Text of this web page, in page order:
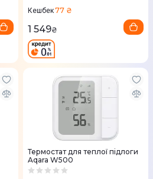
Кешбек77 ₴
1 549₴
Термостат для теплої підлоги
Aqara W500